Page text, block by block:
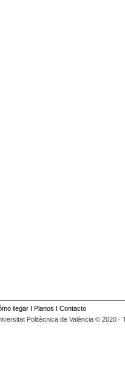
llegar I Planos I Contacto
Politècnica de València © 2020 ·